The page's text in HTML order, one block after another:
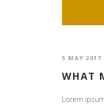
5 MAY 2017
WHAT
Lorem